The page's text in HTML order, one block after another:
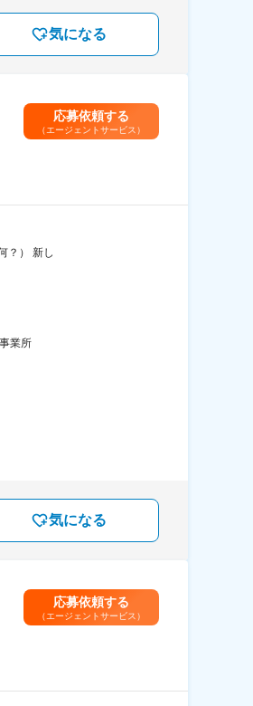
気になる
応募依頼する
（エージェントサービス）
？） 新し
業所
気になる
応募依頼する
（エージェントサービス）